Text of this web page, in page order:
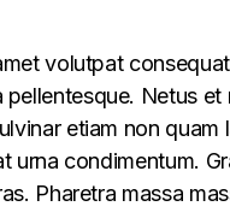
volutpat
Netus
etiam non quam
urna condimentum.
Pharetra massa